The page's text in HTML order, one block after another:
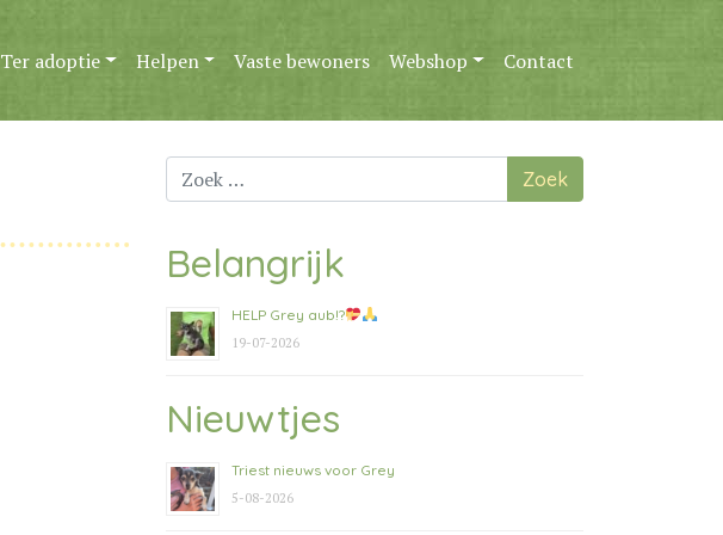
Ter adoptie Helpen Vaste bewoners Webshop Contact
Zoek
naar:
Belangrijk
HELP Grey aub!?
19-07-2026
Nieuwtjes
Triest nieuws voor Grey
5-08-2026